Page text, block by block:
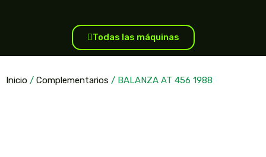
Todas las máquinas
Inicio / Complementarios / BALANZA AT 456 1988